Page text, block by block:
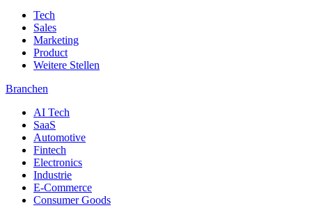
Tech
Sales
Marketing
Product
Weitere Stellen
Branchen
AI Tech
SaaS
Automotive
Fintech
Electronics
Industrie
E-Commerce
Consumer Goods